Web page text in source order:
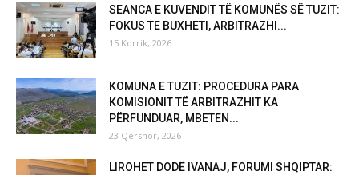
SEANCA E KUVENDIT TË KOMUNËS SË TUZIT:
FOKUS TE BUXHETI, ARBITRAZHI...
15 Korrik, 2026
KOMUNA E TUZIT: PROCEDURA PARA
KOMISIONIT TË ARBITRAZHIT KA
PËRFUNDUAR, MBETEN...
23 Qershor, 2026
LIROHET DODË IVANAJ, FORUMI SHQIPTAR: